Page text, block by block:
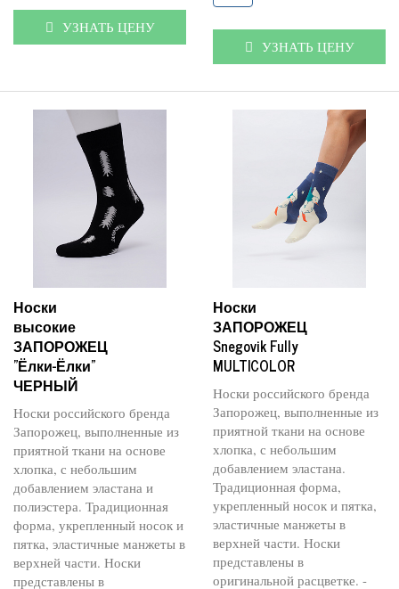
УЗНАТЬ ЦЕНУ
УЗНАТЬ ЦЕНУ
Носки
высокие
ЗАПОРОЖЕЦ
"Ёлки-Ёлки"
ЧЕРНЫЙ
Носки российского бренда
Запорожец, выполненные из
приятной ткани на основе
хлопка, с небольшим
добавлением эластана и
полиэстера. Традиционная
форма, укрепленный носок и
пятка, эластичные манжеты в
верхней части. Носки
представлены в
Носки
ЗАПОРОЖЕЦ
Snegovik Fully
MULTICOLOR
Носки российского бренда
Запорожец, выполненные из
приятной ткани на основе
хлопка, с небольшим
добавлением эластана.
Традиционная форма,
укрепленный носок и пятка,
эластичные манжеты в
верхней части. Носки
представлены в
оригинальной расцветке. -